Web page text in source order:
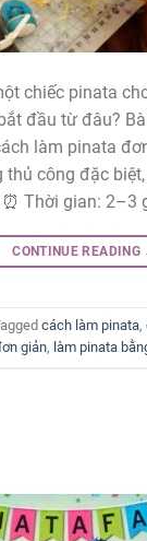
chiếc pinata
đầu từ đâu?
làm pinata
thủ công đặc
Thời gian: 2–3
CONTINUE READING
cách làm pinata,
giản, làm pinata